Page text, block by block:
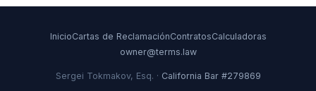
InicioCartas de ReclamaciónContratosCalculadoras
owner@terms.law
Sergei Tokmakov, Esq. · California Bar #279869